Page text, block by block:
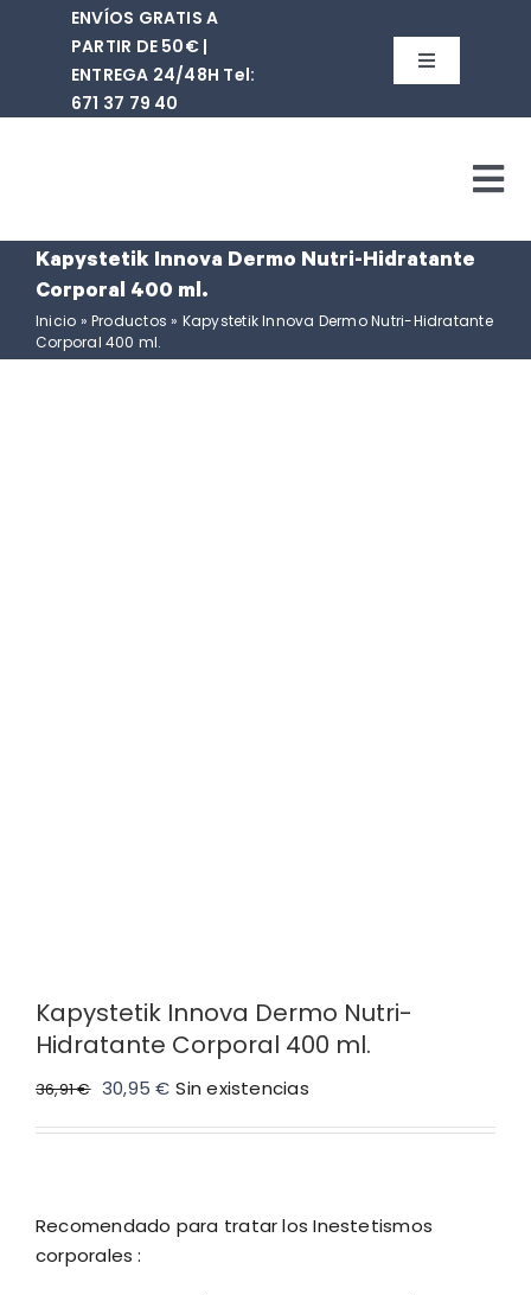
contenido
ENVÍOS GRATIS A
PARTIR DE 50€ |
ENTREGA 24/48H Tel:
671 37 79 40‬
Toggle
Buscar:
Kapystetik Innova Dermo Nutri-Hidratante
Corporal 400 ml.
Inicio »Productos » Kapystetik Innova Dermo Nutri-Hidratante
Corporal 400 ml.
Kapystetik Innova Dermo Nutri-
Hidratante Corporal 400 ml.
36,91€ El
30,95€ElSin existencias
Recomendado para tratar los Inestetismos
corporales :